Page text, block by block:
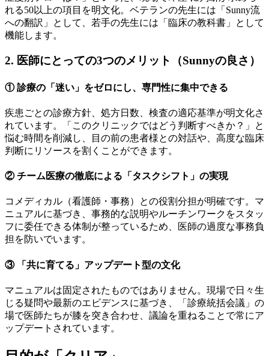
れる50以上の項目を明文化。ベテランの先生には「Sunny流
への翻訳」として、若手の先生には「臨床の教科書」として
機能します。
2. 医師にとっての3つのメリット（Sunnyの良さ）
① 診療の「迷い」をゼロにし、専門性に集中できる
疾患ごとの診療方針、処方日数、検査の適応基準が明文化さ
れています。「このクリニックではどう判断すべきか？」と
悩む時間を削減し、目の前の患者様との対話や、高度な臨床
判断にリソースを割くことができます。
② チーム医療の徹底による「タスクシフト」の実現
コメディカル（看護師・事務）との役割分担が明確です。マ
ニュアルに基づき、事務的な説明やルーチンワークをスタッ
フに委任できる体制が整っているため、医師の過度な事務負
担を防いでいます。
③ 「共に育てる」アップデート型の文化
マニュアルは固定されたものではありません。現場で日々生
じる疑問や最新のエビデンスに基づき、「診療統括会議」の
場で医師たちが膝を突き合わせ、議論を重ねることで常にア
ップデートされています。